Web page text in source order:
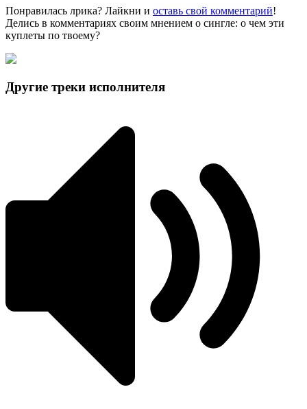
Понравилась лрика? Лайкни и оставь свой комментарий!
Делись в комментариях своим мнением о сингле: о чем эти
куплеты по твоему?
Другие треки исполнителя